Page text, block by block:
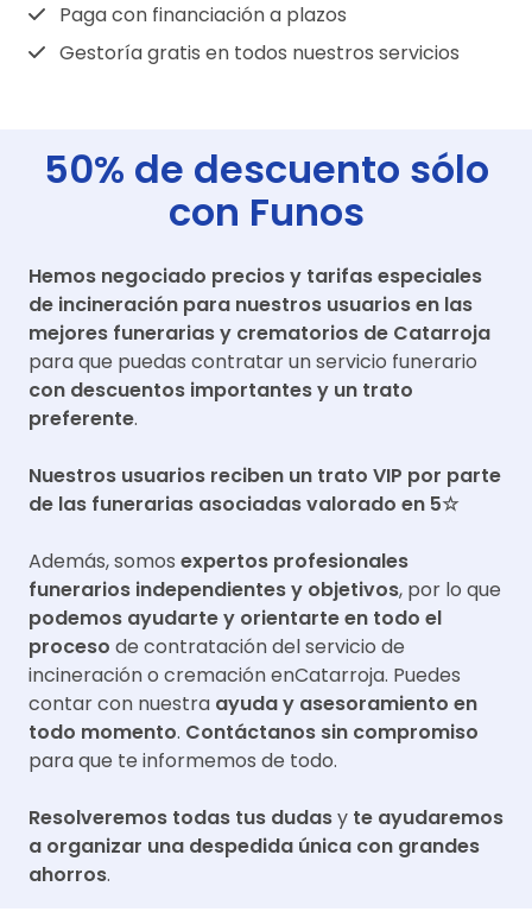
Paga con financiación a plazos
Gestoría gratis en todos nuestros servicios
50% de descuento sólo
con Funos
Hemos negociado precios y tarifas especiales
de incineración para nuestros usuarios en las
mejores funerarias y crematorios de Catarroja
para que puedas contratar un servicio funerario
con descuentos importantes y un trato
preferente.
Nuestros usuarios reciben un trato VIP por parte
de las funerarias asociadas valorado en 5☆
Además, somos expertos profesionales
funerarios independientes y objetivos, por lo que
podemos ayudarte y orientarte en todo el
proceso de contratación del servicio de
incineración o cremación enCatarroja. Puedes
contar con nuestra ayuda y asesoramiento en
todo momento. Contáctanos sin compromiso
para que te informemos de todo.
Resolveremos todas tus dudasy te ayudaremos
a organizar una despedida única con grandes
ahorros.